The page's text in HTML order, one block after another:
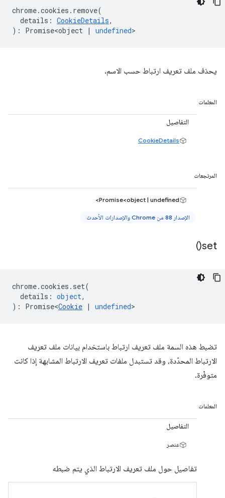
chrome.cookies . remove(
details : CookieDetails,
) : Promise<object | undefined>
يحذف ملف تعريف ارتباط حسب الاسم.
المعلمات
التفاصيل
CookieDetails
المرتجعات
Promise<object | undefined>
الإصدار 88 من Chrome والإصدارات الأحدث
set(
)
chrome.cookies . set(
details : object,
) : Promise<Cookie | undefined>
تضبط هذه السمة ملف تعريف ارتباط باستخدام بيانات ملف تعريف
الارتباط المحدّدة، وقد تستبدل ملفات تعريف الارتباط المشابهة إذا كانت
متوفّرة.
المعلمات
التفاصيل
عنصر
تفاصيل حول ملف تعريف الارتباط الذي يتم ضبطه